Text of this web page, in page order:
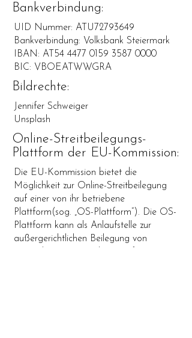
Bankverbindung:
UID Nummer: ATU72793649
Bankverbindung: Volksbank Steiermark
IBAN: AT54 4477 0159 3587 0000
BIC: VBOEATWWGRA
Bildrechte:
Jennifer Schweiger
Unsplash
Online-Streitbeilegungs-
Plattform der EU-Kommission:
Die EU-Kommission bietet die
Möglichkeit zur Online-Streitbeilegung
auf einer von ihr betriebene
Plattform(sog. „OS-Plattform“). Die OS-
Plattform kann als Anlaufstelle zur
außergerichtlichen Beilegung von